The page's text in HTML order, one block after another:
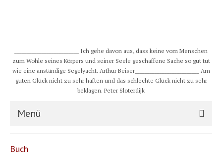
__________________________ Ich gehe davon aus, dass keine vom Menschen
zum Wohle seines Körpers und seiner Seele geschaffene Sache so gut tut
wie eine anständige Segelyacht. Arthur Beiser__________________________ Am
guten Glück nicht zu sehr haften und das schlechte Glück nicht zu sehr
beklagen. Peter Sloterdijk
Menü
Buch